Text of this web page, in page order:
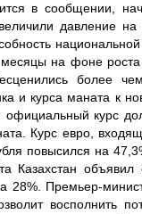
в сообщении,
давление
на фоне роста
более
и курса маната к
официальный курс
Курс евро,
повысился на
Казахстан
28%. Премьер-
восполнить